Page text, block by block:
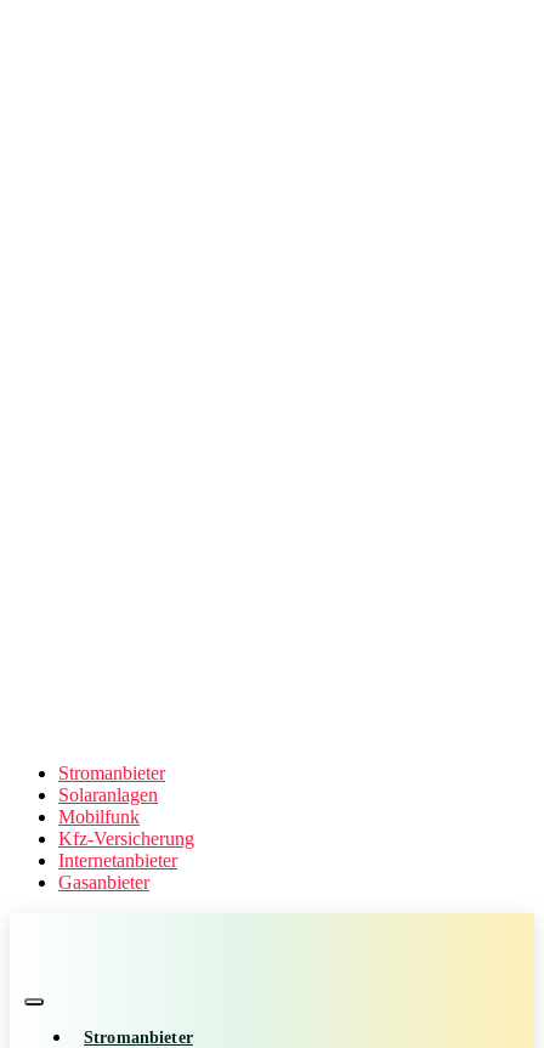
Stromanbieter
Solaranlagen
Mobilfunk
Kfz-Versicherung
Internetanbieter
Gasanbieter
Stromanbieter